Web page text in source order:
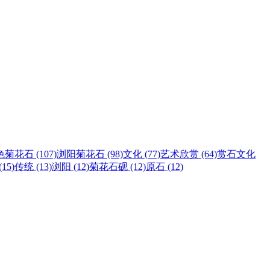
菊花石 (107)浏阳菊花石 (98)文化 (77)艺术欣赏 (64)赏石文化
传统 (13)浏阳 (12)菊花石砚 (12)原石 (12)